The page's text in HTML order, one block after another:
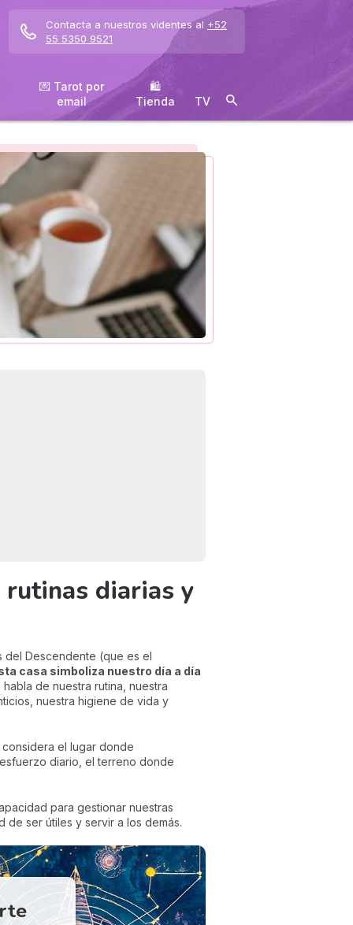
Contacta a nuestros videntes al +52
55 5350 9521
💌 Tarot por
email
🛍
️Tienda
TV
rutinas diarias y
del Descendente (que es el
casa simboliza nuestro día a día
de nuestra rutina, nuestra
nuestra higiene de vida y
el lugar donde
diario, el terreno donde
para gestionar nuestras
de ser útiles y servir a los demás.